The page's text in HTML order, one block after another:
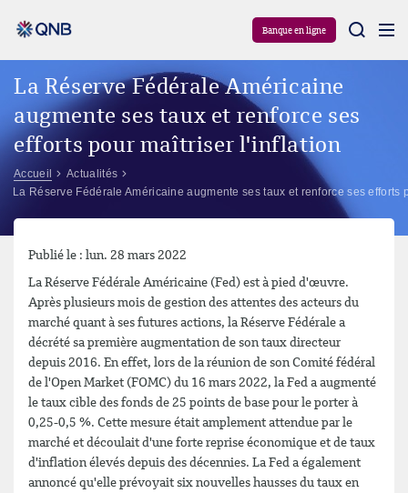
Banque en ligne
La Réserve Fédérale Américaine
augmente ses taux et renforce ses
efforts pour maîtriser l'inflation
Accueil
Actualités
La Réserve Fédérale Américaine augmente ses taux et renforce ses efforts
Publié le : lun. 28 mars 2022
La Réserve Fédérale Américaine (Fed) est à pied d'œuvre.
Après plusieurs mois de gestion des attentes des acteurs du
marché quant à ses futures actions, la Réserve Fédérale a
décrété sa première augmentation de son taux directeur
depuis 2016. En effet, lors de la réunion de son Comité fédéral
de l'Open Market (FOMC) du 16 mars 2022, la Fed a augmenté
le taux cible des fonds de 25 points de base pour le porter à
0,25-0,5 %. Cette mesure était amplement attendue par le
marché et découlait d'une forte reprise économique et de taux
d'inflation élevés depuis des décennies. La Fed a également
annoncé qu'elle prévoyait six nouvelles hausses du taux en